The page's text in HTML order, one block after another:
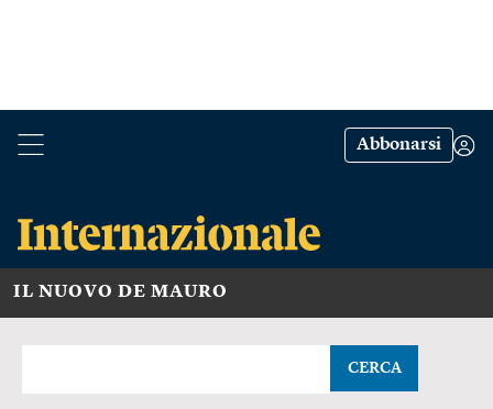
Abbonarsi
IL NUOVO DE MAURO
CERCA